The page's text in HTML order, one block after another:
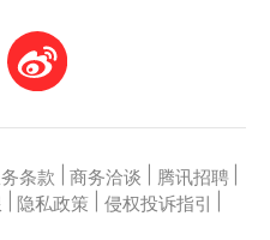
条款 商务洽谈 腾讯招聘
隐私政策 侵权投诉指引